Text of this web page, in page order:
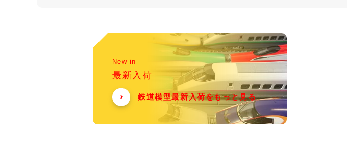
New in
最新入荷
鉄道模型最新入荷をもっと見る